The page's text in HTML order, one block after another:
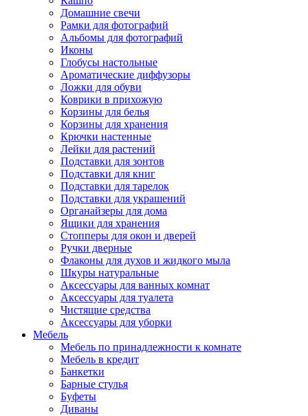
Домашние свечи
Рамки для фотографий
Альбомы для фотографий
Иконы
Глобусы настольные
Ароматические диффузоры
Ложки для обуви
Коврики в прихожую
Корзины для белья
Корзины для хранения
Крючки настенные
Лейки для растений
Подставки для зонтов
Подставки для книг
Подставки для тарелок
Подставки для украшений
Органайзеры для дома
Ящики для хранения
Стопперы для окон и дверей
Ручки дверные
Флаконы для духов и жидкого мыла
Шкуры натуральные
Аксессуары для ванных комнат
Аксессуары для туалета
Чистящие средства
Аксессуары для уборки
Мебель
Мебель по принадлежности к комнате
Мебель в кредит
Банкетки
Барные стулья
Буфеты
Диваны